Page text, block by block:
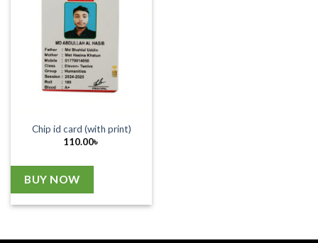
Chip id card (with print)
110.00৳
BUY NOW